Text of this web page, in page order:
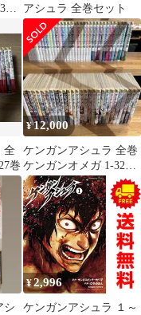
巻
アシュラ 全巻セット
全
巻
¥12,000
ケンガンアシュラ 全巻
ケンガンオメガ 1-32巻
セット
シ
¥2,996
ケンガンアシュラ １～